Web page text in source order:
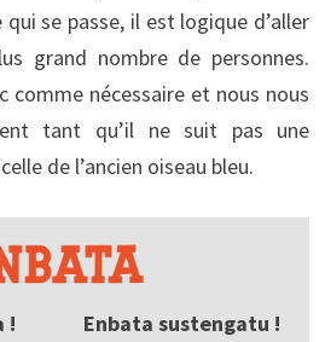
se passe, il est logique d’aller
grand nombre de personnes.
comme nécessaire et nous nous
tant qu’il ne suit pas une
de l’ancien oiseau bleu.
! Enbata sustengatu !